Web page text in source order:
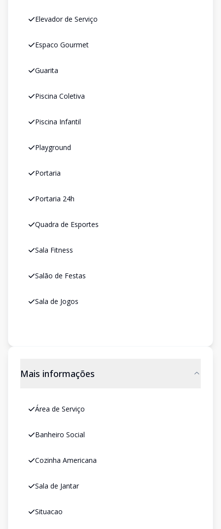
Elevador de Serviço
Espaco Gourmet
Guarita
Piscina Coletiva
Piscina Infantil
Playground
Portaria
Portaria 24h
Quadra de Esportes
Sala Fitness
Salão de Festas
Sala de Jogos
Mais informações
Área de Serviço
Banheiro Social
Cozinha Americana
Sala de Jantar
Situacao